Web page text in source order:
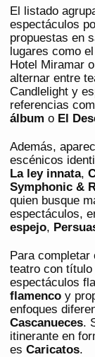
El listado
espectáculos
propuestas en
lugares como
Hotel Miramar
alternar entre
Candlelight y
referencias
álbum o El
Además,
escénicos
La ley innata,
Symphonic &
quien busque
espectáculos,
espejo,
Para
teatro con
espectáculos
flamenco y
enfoques
Cascanueces.
itinerante en
es Caricatos.